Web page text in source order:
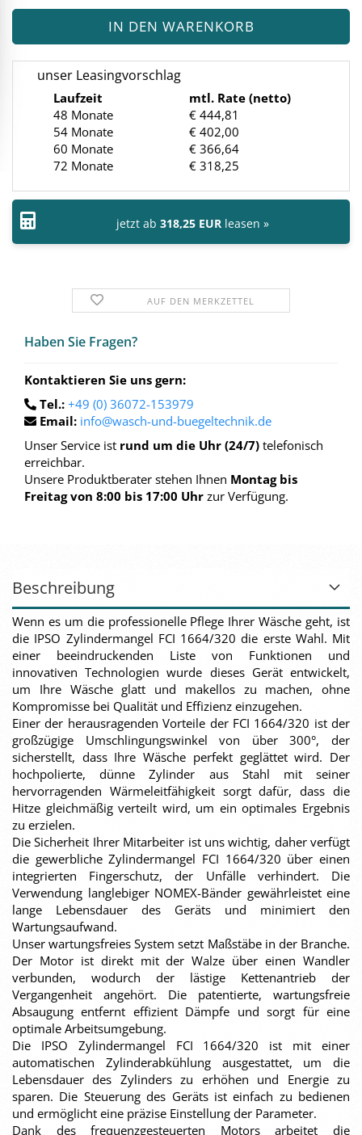
unser Leasingvorschlag
Laufzeit
mtl. Rate (netto)
48 Monate
€ 444,81
54 Monate
€ 402,00
60 Monate
€ 366,64
72 Monate
€ 318,25
jetzt ab 318,25 EUR leasen »
AUF DEN MERKZETTEL
Haben Sie Fra­gen?
Kontaktieren Sie uns gern:
Tel.: +49 (0) 36072-153979
Email: info@wasch-und-buegeltechnik.de
Unser Service ist rund um die Uhr (24/7) telefonisch
erreichbar.
Unsere Produktberater stehen Ihnen Montag bis
Freitag von 8:00 bis 17:00 Uhr zur Verfügung.
Beschreibung
Wenn es um die professionelle Pflege Ihrer Wäsche geht, ist
die IPSO Zylindermangel FCI 1664/320 die erste Wahl. Mit
einer beeindruckenden Liste von Funktionen und
innovativen Technologien wurde dieses Gerät entwickelt,
um Ihre Wäsche glatt und makellos zu machen, ohne
Kompromisse bei Qualität und Effizienz einzugehen.
Einer der herausragenden Vorteile der FCI 1664/320 ist der
großzügige Umschlingungswinkel von über 300°, der
sicherstellt, dass Ihre Wäsche perfekt geglättet wird. Der
hochpolierte, dünne Zylinder aus Stahl mit seiner
hervorragenden Wärmeleitfähigkeit sorgt dafür, dass die
Hitze gleichmäßig verteilt wird, um ein optimales Ergebnis
zu erzielen.
Die Sicherheit Ihrer Mitarbeiter ist uns wichtig, daher verfügt
die gewerbliche Zylindermangel FCI 1664/320 über einen
integrierten Fingerschutz, der Unfälle verhindert. Die
Verwendung langlebiger NOMEX-Bänder gewährleistet eine
lange Lebensdauer des Geräts und minimiert den
Wartungsaufwand.
Unser wartungsfreies System setzt Maßstäbe in der Branche.
Der Motor ist direkt mit der Walze über einen Wandler
verbunden, wodurch der lästige Kettenantrieb der
Vergangenheit angehört. Die patentierte, wartungsfreie
Absaugung entfernt effizient Dämpfe und sorgt für eine
optimale Arbeitsumgebung.
Die IPSO Zylindermangel FCI 1664/320 ist mit einer
automatischen Zylinderabkühlung ausgestattet, um die
Lebensdauer des Zylinders zu erhöhen und Energie zu
sparen. Die Steuerung des Geräts ist einfach zu bedienen
und ermöglicht eine präzise Einstellung der Parameter.
Dank des frequenzgesteuerten Motors arbeitet die